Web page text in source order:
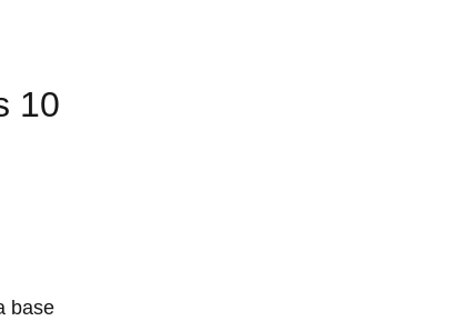
10
base